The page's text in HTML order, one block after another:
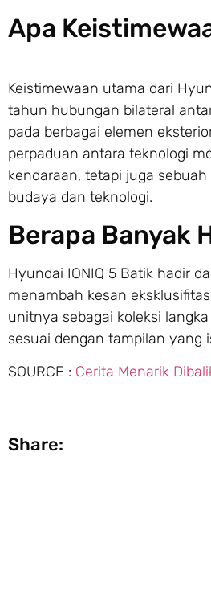
Apa
Keistimewaan utama dari
tahun hubungan bilateral
pada berbagai elemen
perpaduan antara teknologi
kendaraan, tetapi juga
budaya dan teknologi.
Berapa Banyak
Hyundai IONIQ 5 Batik hadir
menambah kesan
unitnya sebagai koleksi
sesuai dengan tampilan yang
SOURCE : Cerita Menarik
Share: